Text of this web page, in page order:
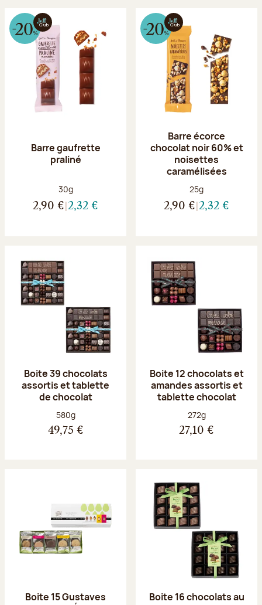
Barre gaufrette
praliné
Poids net :
30g
2,90 € 2,32 €
Barre écorce
chocolat noir 60% et
noisettes
caramélisées
Poids net :
25g
2,90 € 2,32 €
Boite 39 chocolats
assortis et tablette
de chocolat
Poids net :
580g
49,75 €
Boite 12 chocolats et
amandes assortis et
tablette chocolat
Poids net :
272g
27,10 €
Boite 15 Gustaves
Boite 16 chocolats au